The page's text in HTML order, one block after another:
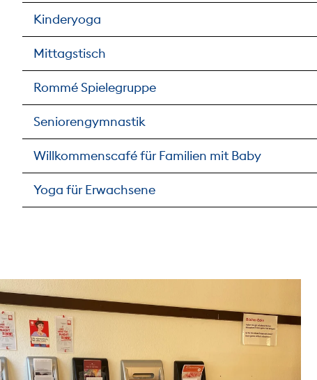
Kinderyoga
Mittagstisch
Rommé Spielegruppe
Seniorengymnastik
Willkommenscafé für Familien mit Baby
Yoga für Erwachsene